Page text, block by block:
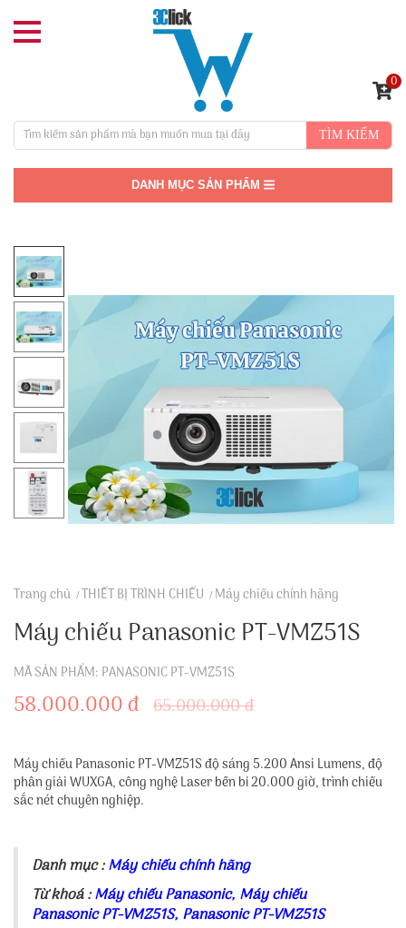
TÌM KIẾM
0
DANH MỤC SẢN PHẨM
Trang chủ THIẾT BỊ TRÌNH CHIẾU Máy chiếu chính hãng
Máy chiếu Panasonic PT-VMZ51S
MÃ SẢN PHẨM: PANASONIC PT-VMZ51S
58.000.000 đ 65.000.000 đ
Máy chiếu Panasonic PT-VMZ51S độ sáng 5.200 Ansi Lumens, độ
phân giải WUXGA, công nghệ Laser bền bỉ 20.000 giờ, trình chiếu
sắc nét chuyên nghiệp.
Danh mục :Máy chiếu chính hãng
Từ khoá :Máy chiếu Panasonic, Máy chiếu
Panasonic PT-VMZ51S, Panasonic PT-VMZ51S